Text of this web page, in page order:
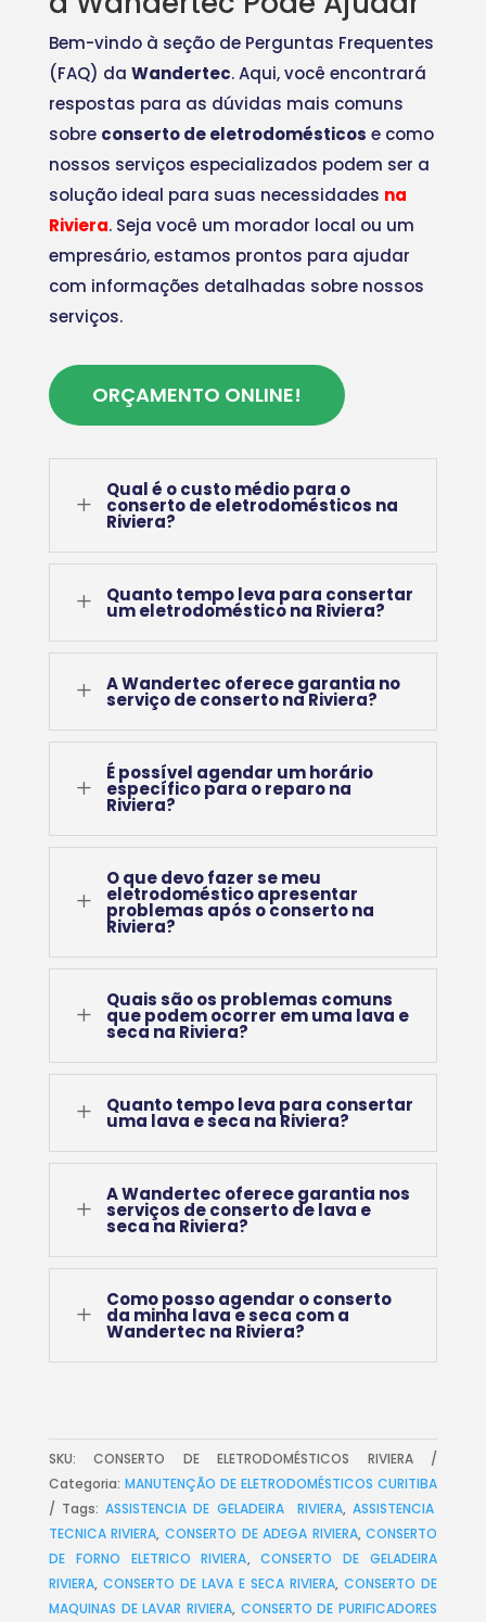
Bem-vindo à seção de Perguntas Frequentes
(FAQ) da Wandertec. Aqui, você encontrará
respostas para as dúvidas mais comuns
sobre conserto de eletrodomésticos e como
nossos serviços especializados podem ser a
solução ideal para suas necessidades na
Riviera. Seja você um morador local ou um
empresário, estamos prontos para ajudar
com informações detalhadas sobre nossos
serviços.
ORÇAMENTO ONLINE!
L
Qual é o custo médio para o
conserto de eletrodomésticos na
Riviera?
L Quanto tempo leva para consertar
um eletrodoméstico na Riviera?
L A Wandertec oferece garantia no
serviço de conserto na Riviera?
L
É possível agendar um horário
específico para o reparo na
Riviera?
L
O que devo fazer se meu
eletrodoméstico apresentar
problemas após o conserto na
Riviera?
L
Quais são os problemas comuns
que podem ocorrer em uma lava e
seca na Riviera?
L Quanto tempo leva para consertar
uma lava e seca na Riviera?
L
A Wandertec oferece garantia nos
serviços de conserto de lava e
seca na Riviera?
L
Como posso agendar o conserto
da minha lava e seca com a
Wandertec na Riviera?
SKU:CONSERTO DE ELETRODOMÉSTICOS RIVIERA
Categoria: MANUTENÇÃO DE ELETRODOMÉSTICOS CURITIBA
Tags:ASSISTENCIA DE GELADEIRA RIVIERA,ASSISTENCIA
TECNICA RIVIERA, CONSERTO DE ADEGA RIVIERA,CONSERTO
DE FORNO ELETRICO RIVIERA,CONSERTO DE GELADEIRA
RIVIERA, CONSERTO DE LAVA E SECA RIVIERA,CONSERTO DE
MAQUINAS DE LAVAR RIVIERA, CONSERTO DE PURIFICADORES